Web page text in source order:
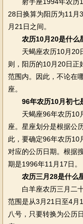
28日换算为阳历为11月
月21日之间。
农历10月20是什么
天蝎座农历10月20日
则，阳历的10月20日
范围内。因此，不论在
座。
96年农历10月初七
天蝎座96年农历10月
座。星座划分是根据公
此，要确定96年农历10
对应的公历日期。根据
期是1996年11月17日。
农历三月28是什么
白羊座农历三月二十
范围是从3月21日至4月
八号，只要转换为公历